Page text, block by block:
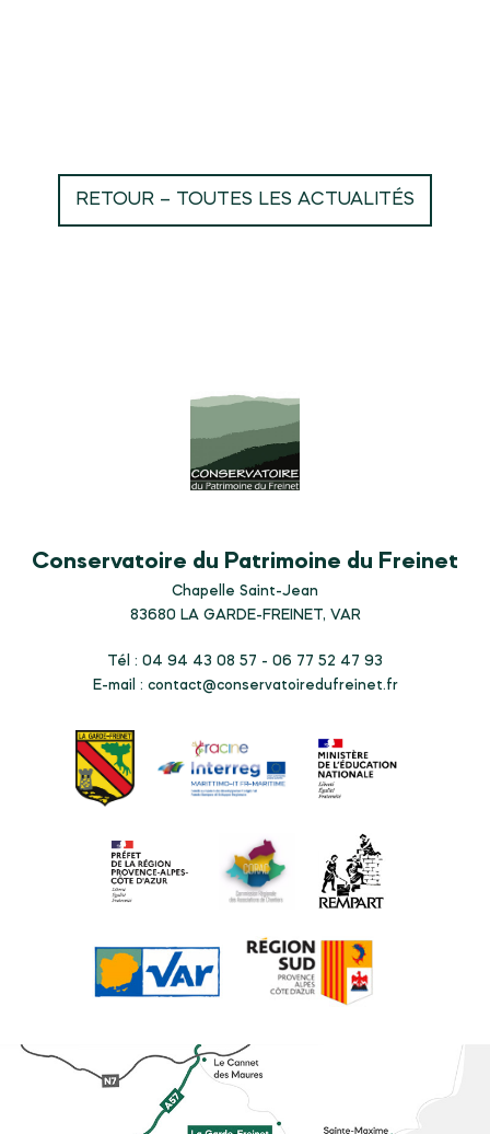
RETOUR – TOUTES LES ACTUALITÉS
Conservatoire du Patrimoine du Freinet
Chapelle Saint-Jean
83680 LA GARDE-FREINET, VAR
Tél : 04 94 43 08 57 - 06 77 52 47 93
E-mail : contact@conservatoiredufreinet.fr